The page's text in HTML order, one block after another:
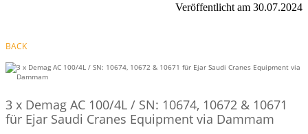
Veröffentlicht am 30.07.2024
BACK
3 x Demag AC 100/4L / SN: 10674, 10672 & 10671
für Ejar Saudi Cranes Equipment via Dammam